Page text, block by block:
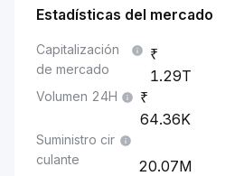
Estadísticas del mercado
Capitalización
de mercado
1.29T
Volumen 24H
64.36K
Suministro cir
culante
20.07M